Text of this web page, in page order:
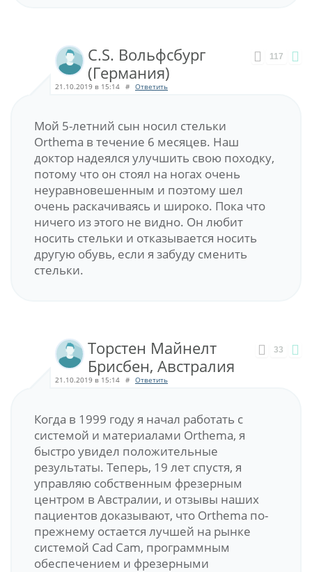
117
C.S. Вольфсбург
(Германия)
21.10.2019 в 15:14 # Ответить
Мой 5-летний сын носил стельки
Orthema в течение 6 месяцев. Наш
доктор надеялся улучшить свою походку,
потому что он стоял на ногах очень
неуравновешенным и поэтому шел
очень раскачиваясь и широко. Пока что
ничего из этого не видно. Он любит
носить стельки и отказывается носить
другую обувь, если я забуду сменить
стельки.
33
Торстен Майнелт
Брисбен, Австралия
21.10.2019 в 15:14 # Ответить
Когда в 1999 году я начал работать с
системой и материалами Orthema, я
быстро увидел положительные
результаты. Теперь, 19 лет спустя, я
управляю собственным фрезерным
центром в Австралии, и отзывы наших
пациентов доказывают, что Orthema по-
прежнему остается лучшей на рынке
системой Cad Cam, программным
обеспечением и фрезерными